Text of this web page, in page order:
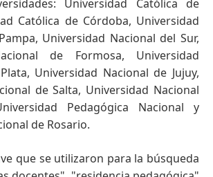
Universidad Católica de
Católica de Córdoba, Universidad
Universidad Nacional del Sur,
de Formosa, Universidad
Universidad Nacional de Jujuy,
de Salta, Universidad Nacional
Pedagógica Nacional y
de Rosario.
que se utilizaron para la búsqueda